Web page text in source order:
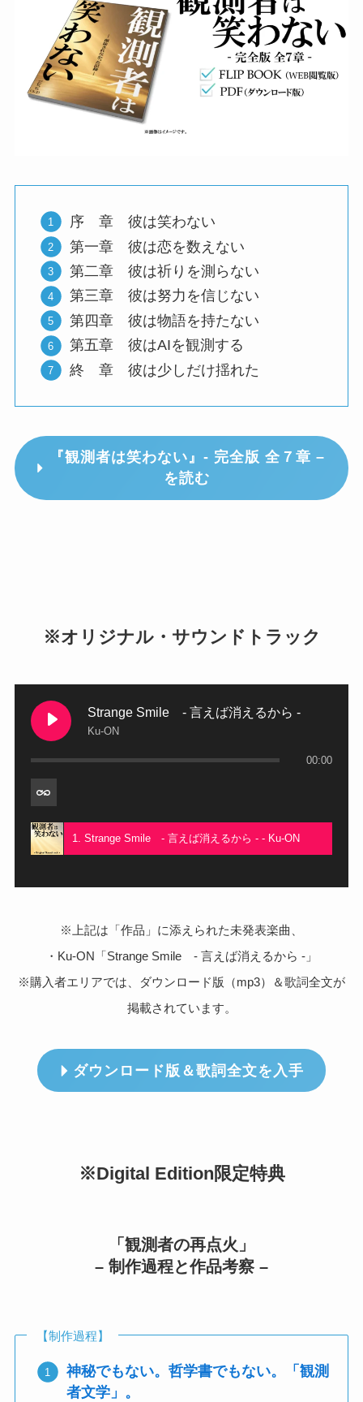
序 章 彼は笑わない
第一章 彼は恋を数えない
第二章 彼は祈りを測らない
第三章 彼は努力を信じない
第四章 彼は物語を持たない
第五章 彼はAIを観測する
終 章 彼は少しだけ揺れた
『観測者は笑わない』- 完全版 全７章 –
を読む
※オリジナル・サウンドトラック
Strange Smile - 言えば消えるから -
Ku-ON
00:00
1. Strange Smile - 言えば消えるから - - Ku-ON
※上記は「作品」に添えられた未発表楽曲、
・Ku-ON「Strange Smile - 言えば消えるから -」
※購入者エリアでは、ダウンロード版（mp3）＆歌詞全文が
掲載されています。
ダウンロード版＆歌詞全文を入手
※Digital Edition限定特典
「観測者の再点火」
– 制作過程と作品考察 –
【制作過程】
神秘でもない。哲学書でもない。「観測
者文学」。